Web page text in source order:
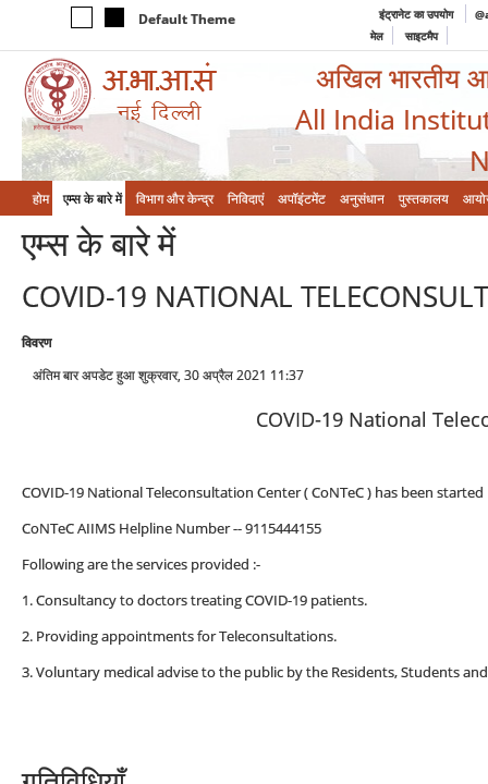
Default Theme इंट्रानेट का उपयोग
मेल
साइटमैप
अखिल भारतीय
All India
होम एम्‍स के बारे में विभाग और केन्‍द्र निविदाएं अपॉइंटमेंट अनुसंधान पुस्तकालय
एम्‍स के बारे में
COVID-19 NATIONAL
विवरण
अंतिम बार अपडेट हुआ शुक्रवार, 30 अप्रैल 2021 11:37
COVID-19 National
COVID-19 National Teleconsultation Center ( CoNTeC ) has been started
CoNTeC AIIMS Helpline Number -- 9115444155
Following are the services provided :-
1. Consultancy to doctors treating COVID-19 patients.
2. Providing appointments for Teleconsultations.
3. Voluntary medical advise to the public by the Residents, Students